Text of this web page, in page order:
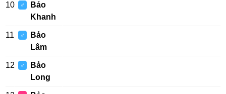
10 ♂
Bảo
Khanh
11 ♂
Bảo
Lâm
12 ♂
Bảo
Long